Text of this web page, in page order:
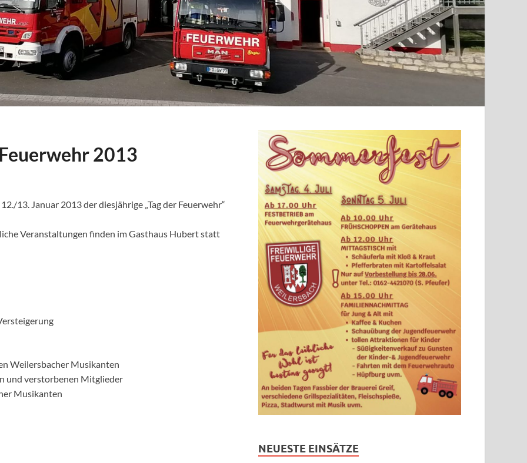
2013
13. Januar 2013 der diesjährige „Tag der Feuerwehr“
Veranstaltungen finden im Gasthaus Hubert statt
Weilersbacher Musikanten
und verstorbenen Mitglieder
Musikanten
NEUESTE EINSÄTZE